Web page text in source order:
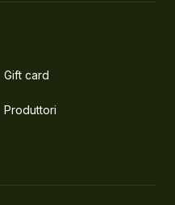
Gift card
Produttori